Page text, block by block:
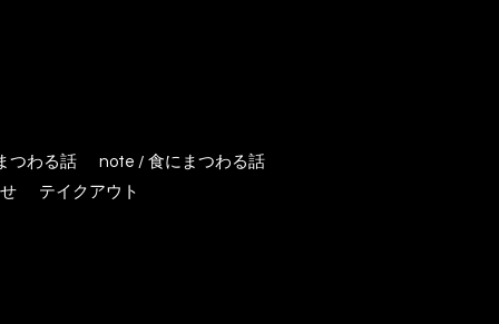
つわる話
note / 食にまつわる話
テイクアウト